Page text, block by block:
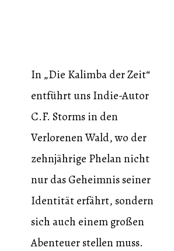
In „Die Kalimba der Zeit“
entführt uns Indie-Autor
C.F. Storms in den
Verlorenen Wald, wo der
zehnjährige Phelan nicht
nur das Geheimnis seiner
Identität erfährt, sondern
sich auch einem großen
Abenteuer stellen muss.